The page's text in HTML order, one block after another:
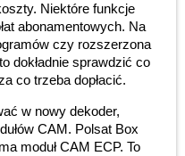
Niektóre funkcje
abonamentowych. Na
czy rozszerzona
dokładnie sprawdzić co
co trzeba dopłacić.
w nowy dekoder,
CAM. Polsat Box
moduł CAM ECP. To